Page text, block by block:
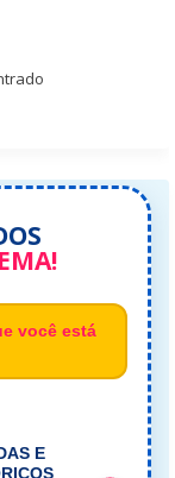
você está
E